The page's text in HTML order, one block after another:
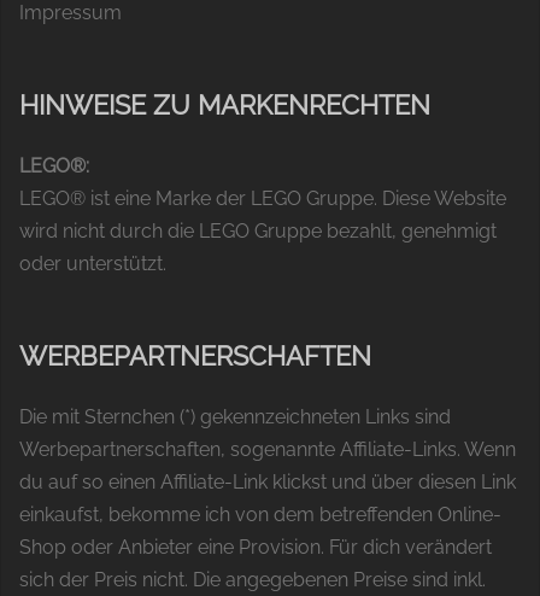
Impressum
HINWEISE ZU MARKENRECHTEN
LEGO®:
LEGO® ist eine Marke der LEGO Gruppe. Diese Website
wird nicht durch die LEGO Gruppe bezahlt, genehmigt
oder unterstützt.
WERBEPARTNERSCHAFTEN
Die mit Sternchen (*) gekennzeichneten Links sind
Werbepartnerschaften, sogenannte Affiliate-Links. Wenn
du auf so einen Affiliate-Link klickst und über diesen Link
einkaufst, bekomme ich von dem betreffenden Online-
Shop oder Anbieter eine Provision. Für dich verändert
sich der Preis nicht. Die angegebenen Preise sind inkl.